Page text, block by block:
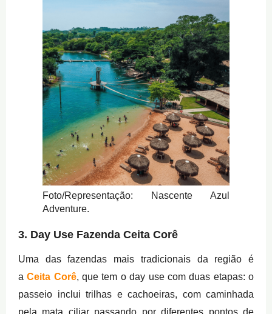
Foto/Representação: Nascente Azul
Adventure.
3. Day Use Fazenda Ceita Corê
Uma das fazendas mais tradicionais da região é
aCeita Corê, que tem o day use com duas etapas: o
passeio inclui trilhas e cachoeiras, com caminhada